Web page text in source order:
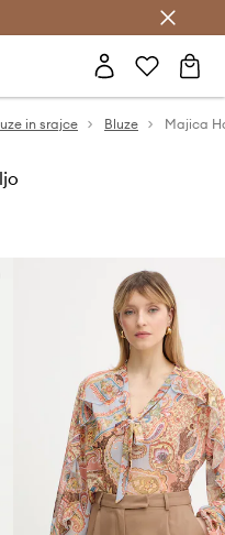
in srajce Bluze Majica